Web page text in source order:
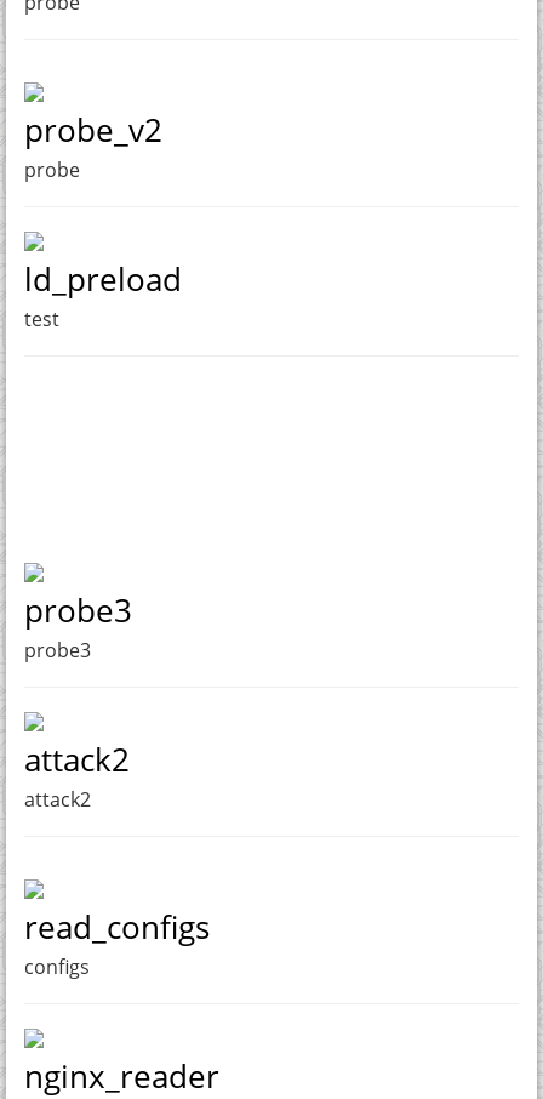
probe_v2
probe
ld_preload
test
probe3
probe3
attack2
attack2
read_configs
configs
nginx_reader